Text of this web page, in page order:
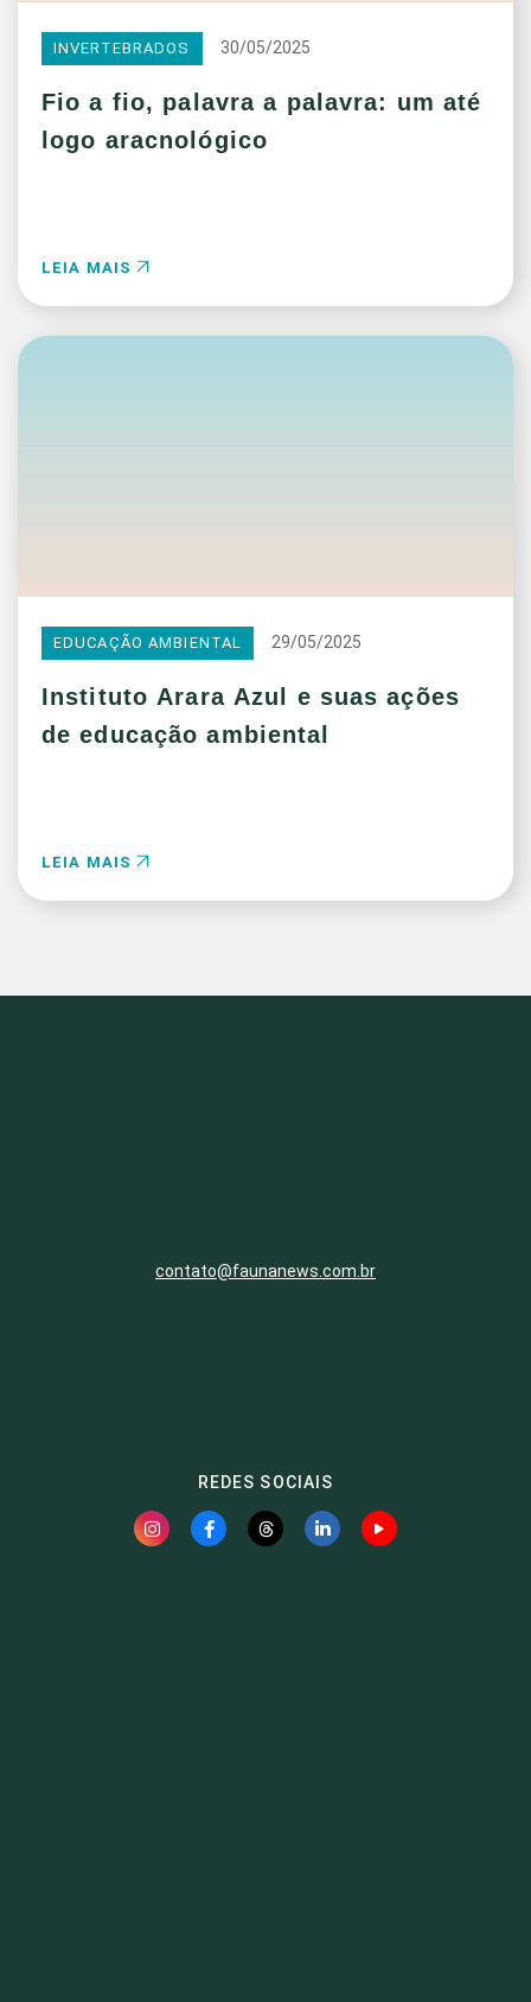
INVERTEBRADOS 30/05/2025
Fio a fio, palavra a palavra: um até
logo aracnológico
LEIA MAIS
EDUCAÇÃO AMBIENTAL 29/05/2025
Instituto Arara Azul e suas ações
de educação ambiental
LEIA MAIS
contato@faunanews.com.br
REDES SOCIAIS